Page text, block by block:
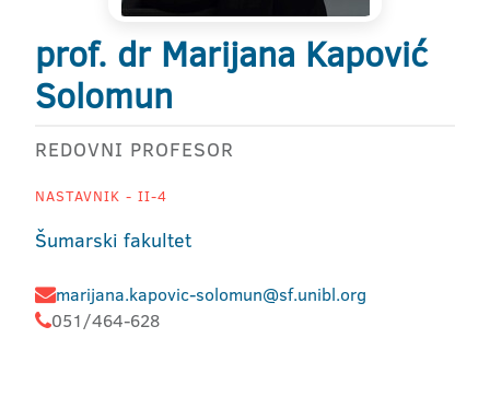
prof. dr Marijana Kapović
Solomun
REDOVNI PROFESOR
NASTAVNIK - II-4
Šumarski fakultet
marijana.kapovic-solomun@sf.unibl.org
051/464-628